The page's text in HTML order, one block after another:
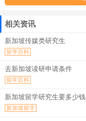
相关资讯
新加坡传媒类研究生
留学百科
去新加坡读研申请条件
留学百科
新加坡留学研究生要多少钱
新加坡留学